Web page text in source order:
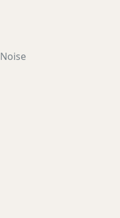
Noise